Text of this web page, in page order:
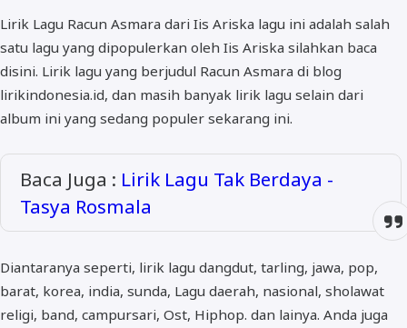
Lirik Lagu Racun Asmara dari Iis Ariska lagu ini adalah salah
satu lagu yang dipopulerkan oleh Iis Ariska silahkan baca
disini. Lirik lagu yang berjudul Racun Asmara di blog
lirikindonesia.id, dan masih banyak lirik lagu selain dari
album ini yang sedang populer sekarang ini.
Baca Juga : Lirik Lagu Tak Berdaya -
Tasya Rosmala
Diantaranya seperti, lirik lagu dangdut, tarling, jawa, pop,
barat, korea, india, sunda, Lagu daerah, nasional, sholawat
religi, band, campursari, Ost, Hiphop. dan lainya. Anda juga